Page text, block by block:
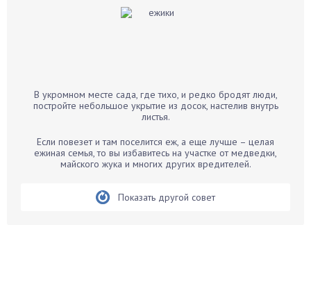
Бархатцы
Белые грибы
Бирючина
В укромном месте сада, где тихо, и редко бродят люди,
постройте небольшое укрытие из досок, настелив внутрь
листья.
Если повезет и там поселится еж, а еще лучше – целая
ежиная семья, то вы избавитесь на участке от медведки,
майского жука и многих других вредителей.
Показать другой совет